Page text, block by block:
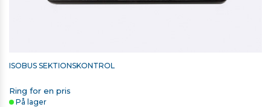
ISOBUS SEKTIONSKONTROL
Ring for en pris
På lager